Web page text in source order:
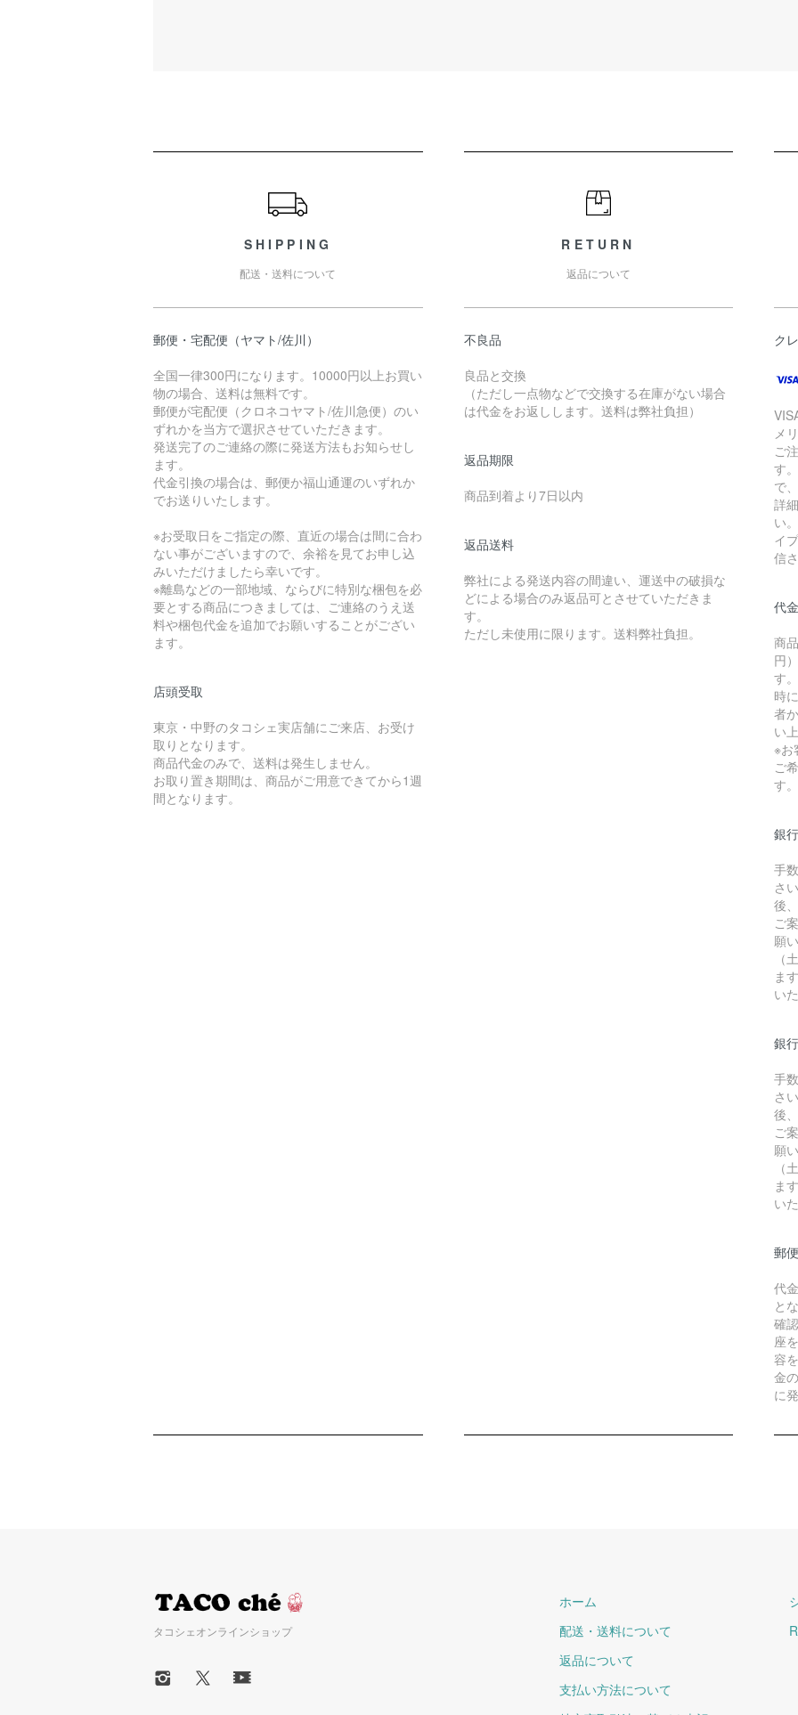
SHIPPING
配送・送料について
郵便・宅配便（ヤマト/佐川）
全国一律300円になります。10000円以上お買い
物の場合、送料は無料です。
郵便が宅配便（クロネコヤマト/佐川急便）のい
ずれかを当方で選択させていただきます。
発送完了のご連絡の際に発送方法もお知らせし
ます。
代金引換の場合は、郵便か福山通運のいずれか
でお送りいたします。
※お受取日をご指定の際、直近の場合は間に合わ
ない事がございますので、余裕を見てお申し込
みいただけましたら幸いです。
※離島などの一部地域、ならびに特別な梱包を必
要とする商品につきましては、ご連絡のうえ送
料や梱包代金を追加でお願いすることがござい
ます。
店頭受取
東京・中野のタコシェ実店舗にご来店、お受け
取りとなります。
商品代金のみで、送料は発生しません。
お取り置き期間は、商品がご用意できてから1週
間となります。
RETURN
返品について
不良品
良品と交換
（ただし一点物などで交換する在庫がない場合
は代金をお返しします。送料は弊社負担）
返品期限
商品到着より7日以内
返品送料
弊社による発送内容の間違い、運送中の破損な
どによる場合のみ返品可とさせていただきま
す。
ただし未使用に限ります。送料弊社負担。
ク
メ
ご
す
で
詳
い。
イ
信
代
商
円
す
時
者
い
※お
ご
す。
銀
手
さ
後
ご
願
（
ま
い
銀
手
さ
後
ご
願
（
ま
い
郵
代
と
確
座
容
金
に
タコシェオンラインショップ
ホーム
配送・送料について
返品について
支払い方法について